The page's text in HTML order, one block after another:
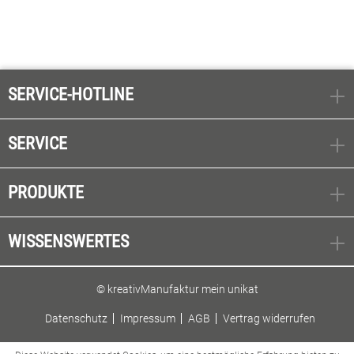
SERVICE-HOTLINE
SERVICE
PRODUKTE
WISSENSWERTES
© kreativManufaktur mein unikat
Datenschutz Impressum AGB Vertrag widerrufen